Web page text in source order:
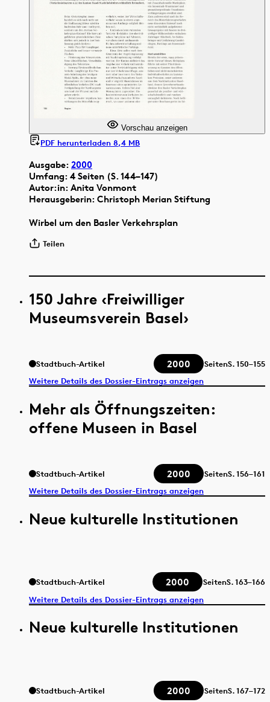
Ausgabe: 2000
Umfang: 4 Seiten (S. 144–147)
Autor:in: Anita Vonmont
Herausgeberin: Christoph Merian Stiftung
Wirbel um den Basler Verkehrsplan
Teilen
Vorschau anzeigen
PDF herunterladen 8,4 MB
150 Jahre ‹Freiwilliger
Museumsverein Basel›
Stadtbuch-Artikel 2000 SeitenS.150–155
Weitere Details des Dossier-Eintrags anzeigen
Mehr als Öffnungszeiten:
offene Museen in Basel
Stadtbuch-Artikel 2000 SeitenS.156–161
Weitere Details des Dossier-Eintrags anzeigen
Neue kulturelle Institutionen
Stadtbuch-Artikel 2000 SeitenS.163–166
Weitere Details des Dossier-Eintrags anzeigen
Neue kulturelle Institutionen
Stadtbuch-Artikel 2000 SeitenS.167–172